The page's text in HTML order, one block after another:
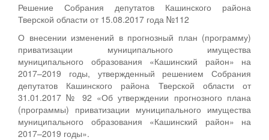
Решение Собрания депутатов Кашинского района
Тверской области от 15.08.2017 года №112
О внесении изменений в прогнозный план (программу)
приватизации муниципального имущества
муниципального образования «Кашинский район» на
2017–2019 годы, утвержденный решением Собрания
депутатов Кашинского района Тверской области от
31.01.2017 № 92 «Об утверждении прогнозного плана
(программы) приватизации муниципального имущества
муниципального образования «Кашинский район» на
2017–2019 годы».